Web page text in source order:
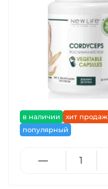
в наличии
хит продаж
популярный